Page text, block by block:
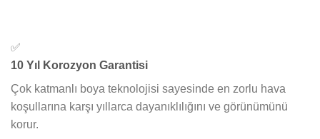
✅
10 Yıl Korozyon Garantisi
Çok katmanlı boya teknolojisi sayesinde en zorlu hava
koşullarına karşı yıllarca dayanıklılığını ve görünümünü
korur.